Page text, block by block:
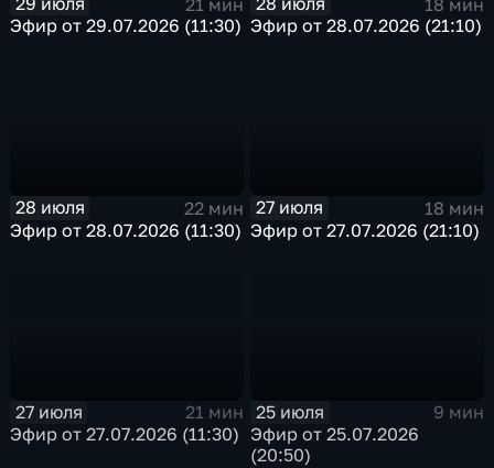
Эфир от 29.07.2026 (11:30) Эфир от 28.07.2026 (21:10)
28 июля
22 мин
Эфир от 28.07.2026 (11:30)
27 июля
18 мин
Эфир от 27.07.2026 (21:10)
27 июля
21 мин
Эфир от 27.07.2026 (11:30)
25 июля
9 мин
Эфир от 25.07.2026
(20:50)